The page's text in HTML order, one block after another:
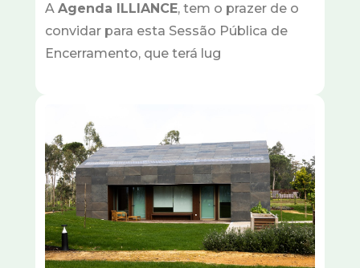
A Agenda ILLIANCE, tem o prazer de o
convidar para esta Sessão Pública de
Encerramento, que terá lug